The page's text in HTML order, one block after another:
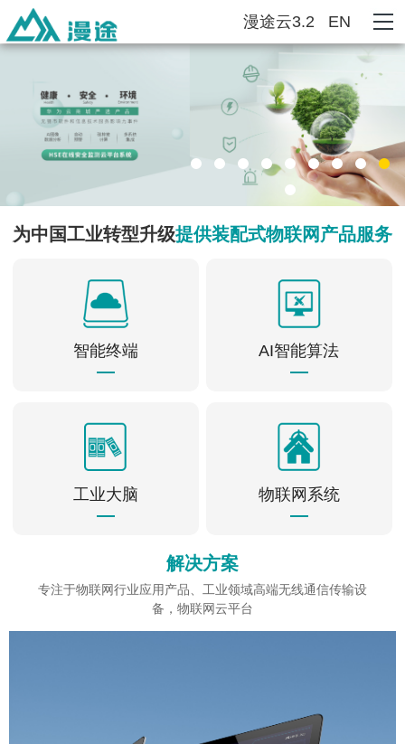
EN
漫途云3.2
为中国工业转型升级提供装配式物联网产品服务
智能终端 AI智能算法
工业大脑 物联网系统
解决方案
专注于物联网行业应用产品、工业领域高端无线通信传输设
备，物联网云平台